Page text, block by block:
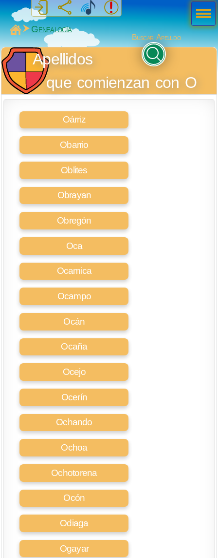
MiSabueso
Genealogía
Buscar Apellido
Apellidos
que comienzan con O
Oárriz
Obarrio
Oblites
Obrayan
Obregón
Oca
Ocamica
Ocampo
Ocán
Ocaña
Ocejo
Ocerín
Ochando
Ochoa
Ochotorena
Ocón
Odiaga
Ogayar
Men
ú